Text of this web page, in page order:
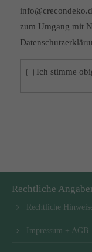
zum Umgang mit
Ich stimme
Rechtliche
Rechtliche
Impressum + AGB